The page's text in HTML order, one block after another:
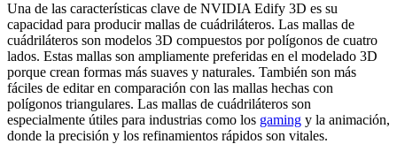
Una de las características clave de NVIDIA Edify 3D es su
capacidad para producir mallas de cuádriláteros. Las mallas de
cuádriláteros son modelos 3D compuestos por polígonos de cuatro
lados. Estas mallas son ampliamente preferidas en el modelado 3D
porque crean formas más suaves y naturales. También son más
fáciles de editar en comparación con las mallas hechas con
polígonos triangulares. Las mallas de cuádriláteros son
especialmente útiles para industrias como los gaming y la animación,
donde la precisión y los refinamientos rápidos son vitales.